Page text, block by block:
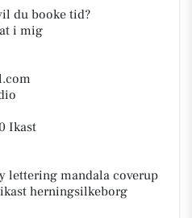
du booke tid?
i mig
Ikast
lettering mandala coverup
herningsilkeborg